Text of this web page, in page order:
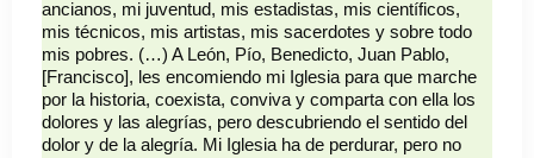
ancianos, mi juventud, mis estadistas, mis científicos,
mis técnicos, mis artistas, mis sacerdotes y sobre todo
mis pobres. (…) A León, Pío, Benedicto, Juan Pablo,
[Francisco], les encomiendo mi Iglesia para que marche
por la historia, coexista, conviva y comparta con ella los
dolores y las alegrías, pero descubriendo el sentido del
dolor y de la alegría. Mi Iglesia ha de perdurar, pero no